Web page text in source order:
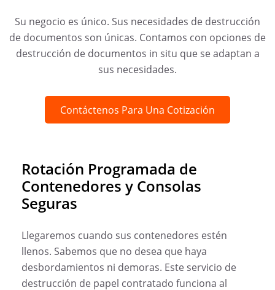
Su negocio es único. Sus necesidades de destrucción
de documentos son únicas. Contamos con opciones de
destrucción de documentos in situ que se adaptan a
sus necesidades.
Contáctenos Para Una Cotización
Rotación Programada de
Contenedores y Consolas
Seguras
Llegaremos cuando sus contenedores estén
llenos. Sabemos que no desea que haya
desbordamientos ni demoras. Este servicio de
destrucción de papel contratado funciona al